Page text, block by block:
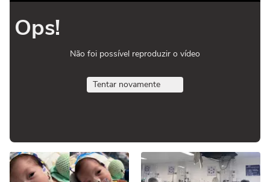
Ops!
Não foi possível reproduzir o vídeo
Tentar novamente